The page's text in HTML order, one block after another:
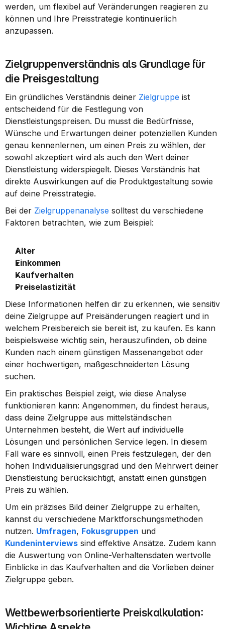
werden, um flexibel auf Veränderungen reagieren zu
können und Ihre Preisstrategie kontinuierlich
anzupassen.
Zielgruppenverständnis als Grundlage für
die Preisgestaltung
Ein gründliches Verständnis deiner Zielgruppe ist
entscheidend für die Festlegung von
Dienstleistungspreisen. Du musst die Bedürfnisse,
Wünsche und Erwartungen deiner potenziellen Kunden
genau kennenlernen, um einen Preis zu wählen, der
sowohl akzeptiert wird als auch den Wert deiner
Dienstleistung widerspiegelt. Dieses Verständnis hat
direkte Auswirkungen auf die Produktgestaltung sowie
auf deine Preisstrategie.
Bei der Zielgruppenanalyse solltest du verschiedene
Faktoren betrachten, wie zum Beispiel:
Alter
Einkommen
Kaufverhalten
Preiselastizität
Diese Informationen helfen dir zu erkennen, wie sensitiv
deine Zielgruppe auf Preisänderungen reagiert und in
welchem Preisbereich sie bereit ist, zu kaufen. Es kann
beispielsweise wichtig sein, herauszufinden, ob deine
Kunden nach einem günstigen Massenangebot oder
einer hochwertigen, maßgeschneiderten Lösung
suchen.
Ein praktisches Beispiel zeigt, wie diese Analyse
funktionieren kann: Angenommen, du findest heraus,
dass deine Zielgruppe aus mittelständischen
Unternehmen besteht, die Wert auf individuelle
Lösungen und persönlichen Service legen. In diesem
Fall wäre es sinnvoll, einen Preis festzulegen, der den
hohen Individualisierungsgrad und den Mehrwert deiner
Dienstleistung berücksichtigt, anstatt einen günstigen
Preis zu wählen.
Um ein präzises Bild deiner Zielgruppe zu erhalten,
kannst du verschiedene Marktforschungsmethoden
nutzen. Umfragen, Fokusgruppen
Kundeninterviews sind effektive Ansätze. Zudem kann
die Auswertung von Online-Verhaltensdaten wertvolle
Einblicke in das Kaufverhalten and die Vorlieben deiner
Zielgruppe geben.
Wettbewerbsorientierte Preiskalkulation: